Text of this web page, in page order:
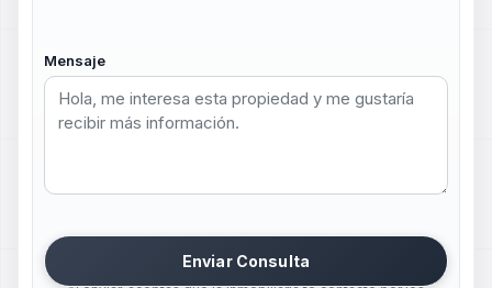
Mensaje
Enviar Consulta